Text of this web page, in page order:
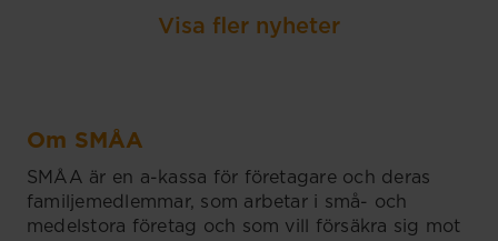
Visa fler nyheter
Om SMÅA
SMÅA är en a-kassa för företagare och deras
familjemedlemmar, som arbetar i små- och
medelstora företag och som vill försäkra sig mot